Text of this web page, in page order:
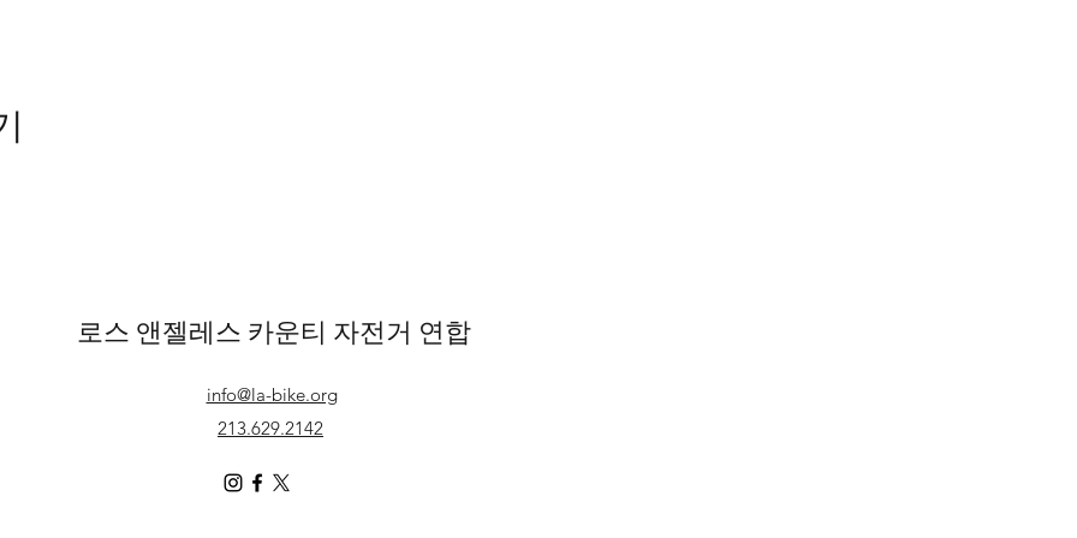
로스 앤젤레스 카운티 자전거 연합
info@la-bike.org
213.629.2142